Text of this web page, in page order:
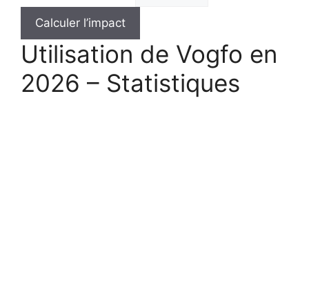
Calculer l’impact
Utilisation de Vogfo en
2026 – Statistiques